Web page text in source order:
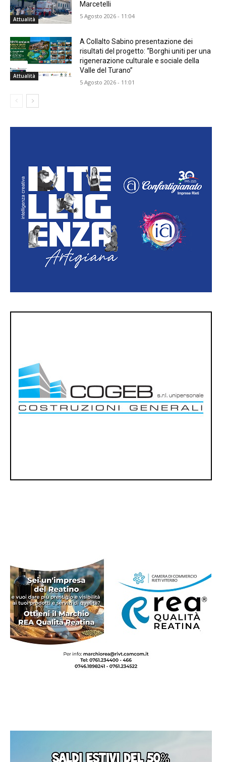
Attualità
Marcetelli
5 Agosto 2026 - 11:04
Attualità
A Collalto Sabino presentazione dei
risultati del progetto: “Borghi uniti per una
rigenerazione culturale e sociale della
Valle del Turano”
5 Agosto 2026 - 11:01